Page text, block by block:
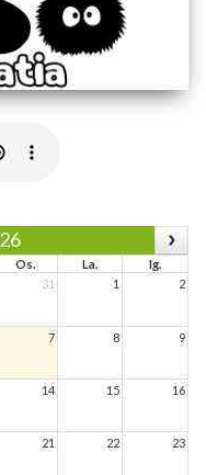
Os. La.
Ig.
31 1 2
7 8 9
14 15 16
21 22 23